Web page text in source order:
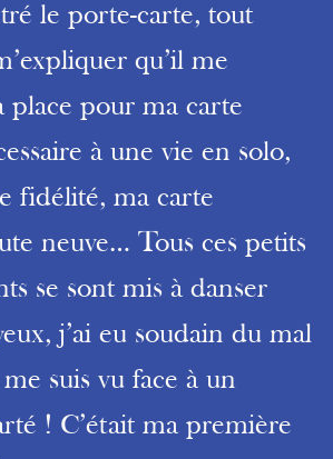
le porte-carte, tout
qu’il me
place pour ma carte
à une vie en solo,
fidélité, ma carte
neuve… Tous ces petits
se sont mis à danser
j’ai eu soudain du mal
suis vu face à un
! C’était ma première